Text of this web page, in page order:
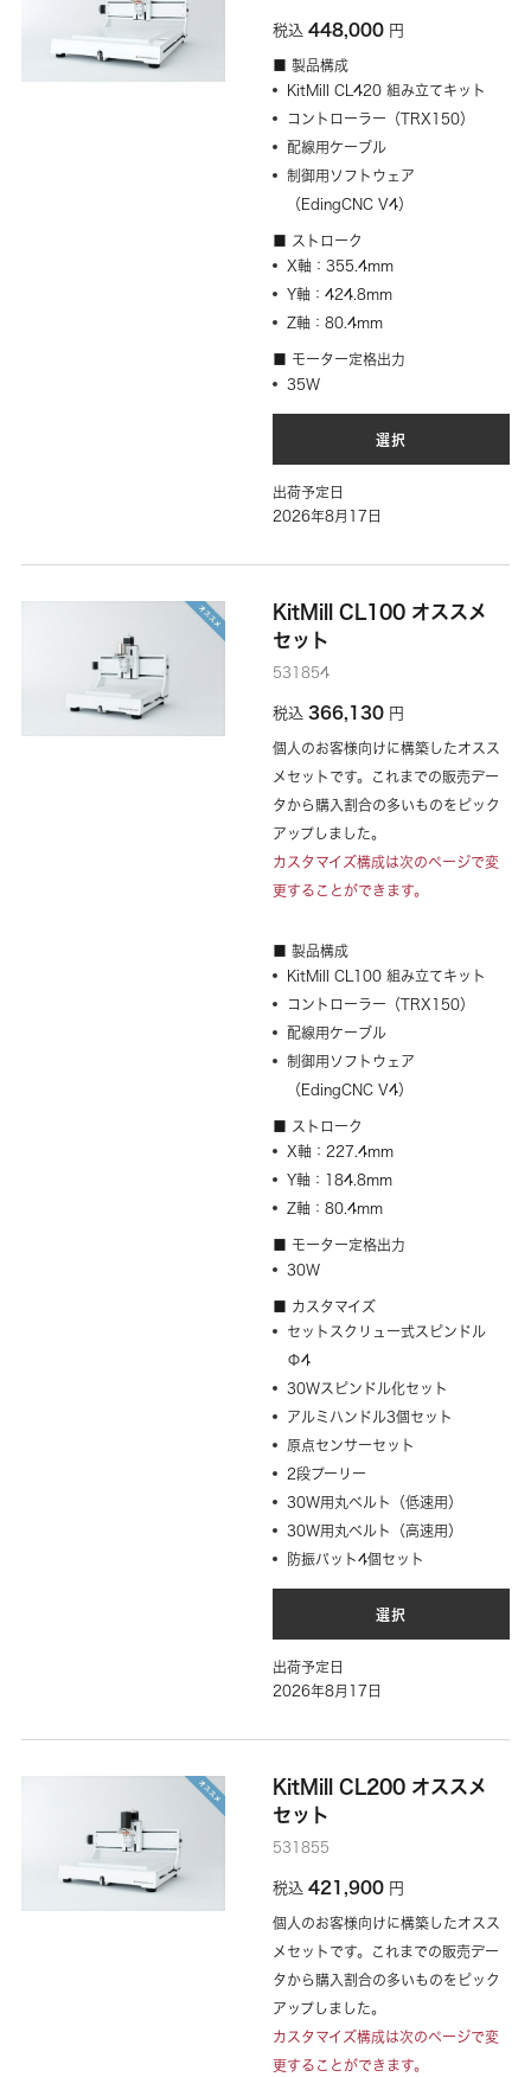
税込 448,000 円
■ 製品構成
KitMill CL420 組み立てキット
コントローラー（TRX150）
配線用ケーブル
制御用ソフトウェア
（EdingCNC V4）
■ ストローク
X軸：355.4mm
Y軸：424.8mm
Z軸：80.4mm
■ モーター定格出力
35W
選択
出荷予定日
2026年8月17日
KitMill CL100 オススメ
セット
531854
税込 366,130 円
個人のお客様向けに構築したオスス
メセットです。これまでの販売デー
タから購入割合の多いものをピック
アップしました。
カスタマイズ構成は次のページで変
更することができます。
■ 製品構成
KitMill CL100 組み立てキット
コントローラー（TRX150）
配線用ケーブル
制御用ソフトウェア
（EdingCNC V4）
■ ストローク
X軸：227.4mm
Y軸：184.8mm
Z軸：80.4mm
■ モーター定格出力
30W
■ カスタマイズ
セットスクリュー式スピンドル
Φ4
30Wスピンドル化セット
アルミハンドル3個セット
原点センサーセット
2段プーリー
30W用丸ベルト（低速用）
30W用丸ベルト（高速用）
防振パット4個セット
選択
出荷予定日
2026年8月17日
KitMill CL200 オススメ
セット
531855
税込 421,900 円
個人のお客様向けに構築したオスス
メセットです。これまでの販売デー
タから購入割合の多いものをピック
アップしました。
カスタマイズ構成は次のページで変
更することができます。